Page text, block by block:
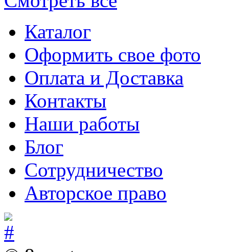
Каталог
Оформить свое фото
Оплата и Доставка
Контакты
Наши работы
Блог
Сотрудничество
Авторское право